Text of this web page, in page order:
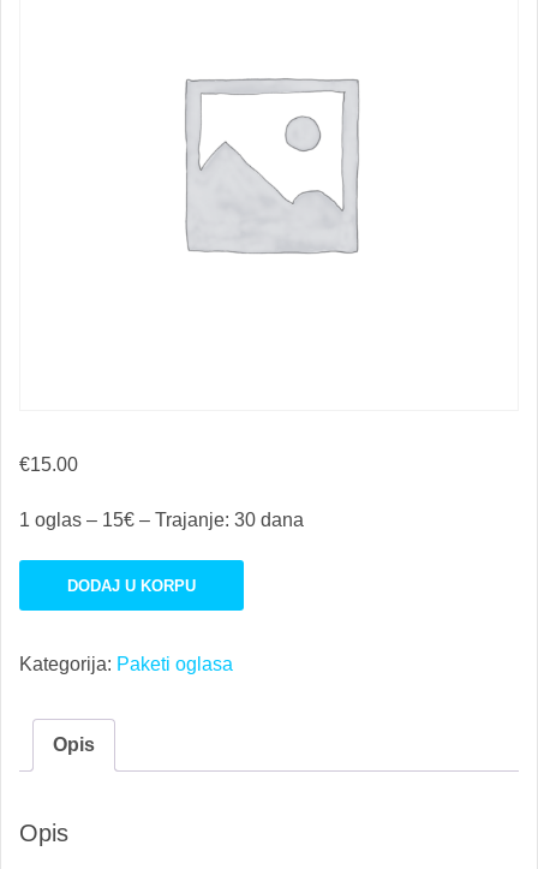
€15.00
1 oglas – 15€ – Trajanje: 30 dana
Oglas
15€
DODAJ U KORPU
Kategorija: Paketi oglasa
Opis
Opis